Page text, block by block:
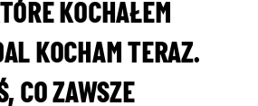
KOCHAŁEM
KOCHAM TERAZ.
CO ZAWSZE